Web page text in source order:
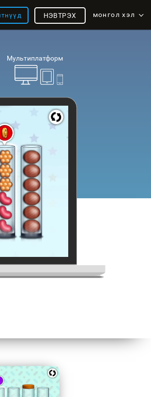
монгол хэл
НЭВТРЭХ
Мультиплатформ